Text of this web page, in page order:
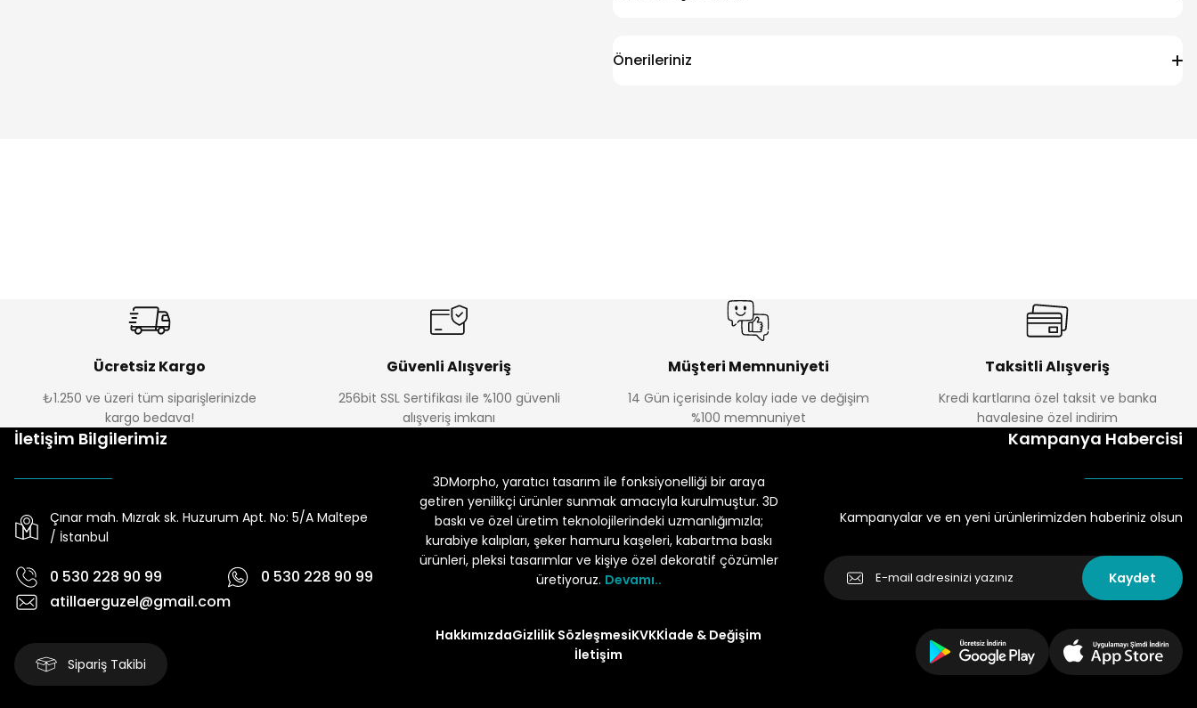
Önerileriniz
Ücretsiz Kargo
₺1.250 ve üzeri tüm siparişlerinizde
kargo bedava!
Güvenli Alışveriş
256bit SSL Sertifikası ile %100 güvenli
alışveriş imkanı
Müşteri Memnuniyeti
14 Gün içerisinde kolay iade ve değişim
%100 memnuniyet
Taksitli Alışveriş
Kredi kartlarına özel taksit ve banka
havalesine özel indirim
İletişim Bilgilerimiz
Çınar mah. Mızrak sk. Huzurum Apt. No: 5/A Maltepe
/ İstanbul
0 530 228 90 99
0 530 228 90 99
atillaerguzel@gmail.com
Sipariş Takibi
3DMorpho, yaratıcı tasarım ile fonksiyonelliği bir araya
getiren yenilikçi ürünler sunmak amacıyla kurulmuştur. 3D
baskı ve özel üretim teknolojilerindeki uzmanlığımızla;
kurabiye kalıpları, şeker hamuru kaşeleri, kabartma baskı
ürünleri, pleksi tasarımlar ve kişiye özel dekoratif çözümler
üretiyoruz. Devamı..
HakkımızdaGizlilik SözleşmesiKVKKİade & Değişim
İletişim
Kampanya Habercisi
Kampanyalar ve en yeni ürünlerimizden haberiniz olsun
Kaydet